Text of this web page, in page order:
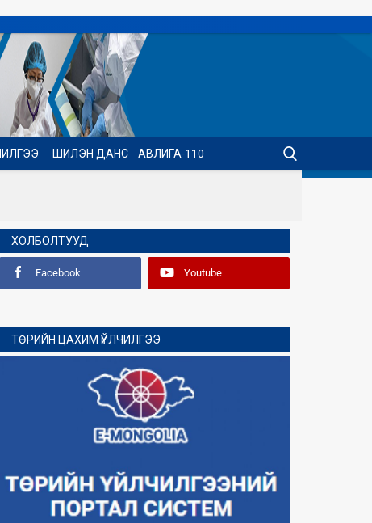
ШИЛЭН ДАНС АВЛИГА-110
ХОЛБОЛТУУД
Facebook Youtube
ТӨРИЙН ЦАХИМ ҮЙЛЧИЛГЭЭ